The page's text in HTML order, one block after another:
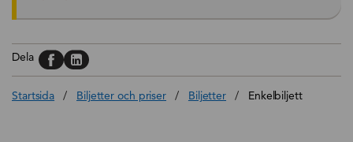
Dela Dela på, Facebook
Dela på, Linkedin
Startsida / Biljetter och priser / Biljetter / Enkelbiljett